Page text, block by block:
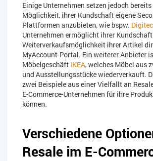
Einige Unternehmen setzen jedoch
Möglichkeit, ihrer Kundschaft eigene
Plattformen anzubieten, wie bspw.
Unternehmen ermöglicht ihrer
Weiterverkaufsmöglichkeit ihrer Artikel
MyAccount-Portal. Ein weiterer Anbieter
Möbelgeschäft IKEA, welches Möbel aus
und Ausstellungsstücke wiederverkauft.
zwei Beispiele aus einer Vielfallt an
E-Commerce-Unternehmen für ihre
können.
Verschiedene
Resale im E-